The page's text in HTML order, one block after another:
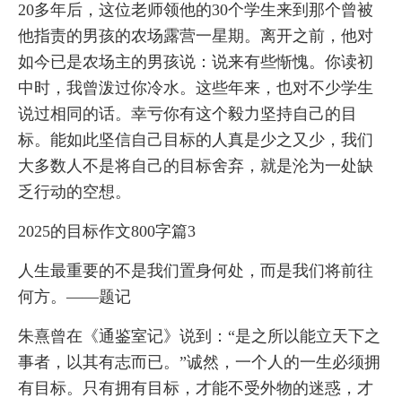
20多年后，这位老师领他的30个学生来到那个曾被
他指责的男孩的农场露营一星期。离开之前，他对
如今已是农场主的男孩说：说来有些惭愧。你读初
中时，我曾泼过你冷水。这些年来，也对不少学生
说过相同的话。幸亏你有这个毅力坚持自己的目
标。能如此坚信自己目标的人真是少之又少，我们
大多数人不是将自己的目标舍弃，就是沦为一处缺
乏行动的空想。
2025的目标作文800字篇3
人生最重要的不是我们置身何处，而是我们将前往
何方。——题记
朱熹曾在《通鉴室记》说到：“是之所以能立天下之
事者，以其有志而已。”诚然，一个人的一生必须拥
有目标。只有拥有目标，才能不受外物的迷惑，才